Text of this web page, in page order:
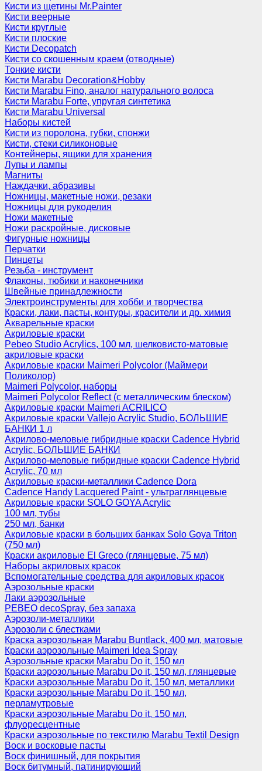
Кисти из щетины Mr.Painter
Кисти веерные
Кисти круглые
Кисти плоские
Кисти Decopatch
Кисти со скошенным краем (отводные)
Тонкие кисти
Кисти Marabu Decoration&Hobby
Кисти Marabu Fino, аналог натурального волоса
Кисти Marabu Forte, упругая синтетика
Кисти Marabu Universal
Наборы кистей
Кисти из поролона, губки, спонжи
Кисти, стеки силиконовые
Контейнеры, ящики для хранения
Лупы и лампы
Магниты
Наждачки, абразивы
Ножницы, макетные ножи, резаки
Ножницы для рукоделия
Ножи макетные
Ножи раскройные, дисковые
Фигурные ножницы
Перчатки
Пинцеты
Резьба - инструмент
Флаконы, тюбики и наконечники
Швейные принадлежности
Электроинструменты для хобби и творчества
Краски, лаки, пасты, контуры, красители и др. химия
Акварельные краски
Акриловые краски
Pebeo Studio Acrylics, 100 мл, шелковисто-матовые
акриловые краски
Акриловые краски Maimeri Polycolor (Маймери
Поликолор)
Maimeri Polycolor, наборы
Maimeri Polycolor Reflect (с металлическим блеском)
Акриловые краски Maimeri ACRILICO
Акриловые краски Vallejo Acrylic Studio, БОЛЬШИЕ
БАНКИ 1 л
Акрилово-меловые гибридные краски Cadence Hybrid
Acrylic, БОЛЬШИЕ БАНКИ
Акрилово-меловые гибридные краски Cadence Hybrid
Acrylic, 70 мл
Акриловые краски-металлики Cadence Dora
Cadence Handy Lacquered Paint - ультраглянцевые
Акриловые краски SOLO GOYA Acrylic
100 мл, тубы
250 мл, банки
Акриловые краски в больших банках Solo Goya Triton
(750 мл)
Краски акриловые El Greco (глянцевые, 75 мл)
Наборы акриловых красок
Вспомогательные средства для акриловых красок
Аэрозольные краски
Лаки аэрозольные
PEBEO decoSpray, без запаха
Аэрозоли-металлики
Аэрозоли с блестками
Краска аэрозольная Marabu Buntlack, 400 мл, матовые
Краски аэрозольные Maimeri Idea Spray
Аэрозольные краски Marabu Do it, 150 мл
Краски аэрозольные Marabu Do it, 150 мл, глянцевые
Краски аэрозольные Marabu Do it, 150 мл, металлики
Краски аэрозольные Marabu Do it, 150 мл,
перламутровые
Краски аэрозольные Marabu Do it, 150 мл,
флуоресцентные
Краски аэрозольные по текстилю Marabu Textil Design
Воск и восковые пасты
Воск финишный, для покрытия
Воск битумный, патинирующий